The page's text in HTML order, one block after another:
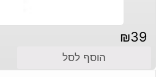
₪39
הוסף לסל